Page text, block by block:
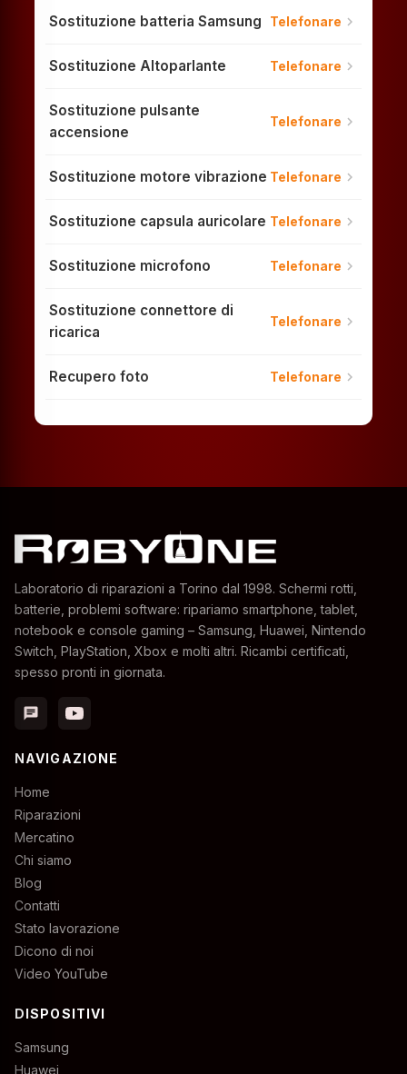
Sostituzione batteria Samsung Telefonare chevron_right
Sostituzione Altoparlante Telefonare chevron_right
Sostituzione pulsante
accensione
Telefonare chevron_right
Sostituzione motore vibrazione Telefonare chevron_right
Sostituzione capsula auricolare Telefonare chevron_right
Sostituzione microfono Telefonare chevron_right
Sostituzione connettore di
ricarica
Telefonare chevron_right
Recupero foto Telefonare chevron_right
Laboratorio di riparazioni a Torino dal 1998. Schermi rotti,
batterie, problemi software: ripariamo smartphone, tablet,
notebook e console gaming – Samsung, Huawei, Nintendo
Switch, PlayStation, Xbox e molti altri. Ricambi certificati,
spesso pronti in giornata.
chat
NAVIGAZIONE
Home
Riparazioni
Mercatino
Chi siamo
Blog
Contatti
Stato lavorazione
Dicono di noi
Video YouTube
DISPOSITIVI
Samsung
Huawei